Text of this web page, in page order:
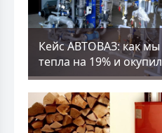
Кейс АВТОВАЗ: как
тепла на 19% и